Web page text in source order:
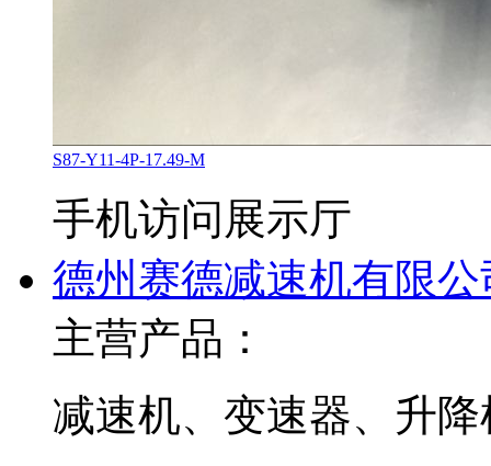
S87-Y11-4P-17.49-M
手机访问展示厅
德州赛德减速机有限公
主营产品：
减速机、变速器、升